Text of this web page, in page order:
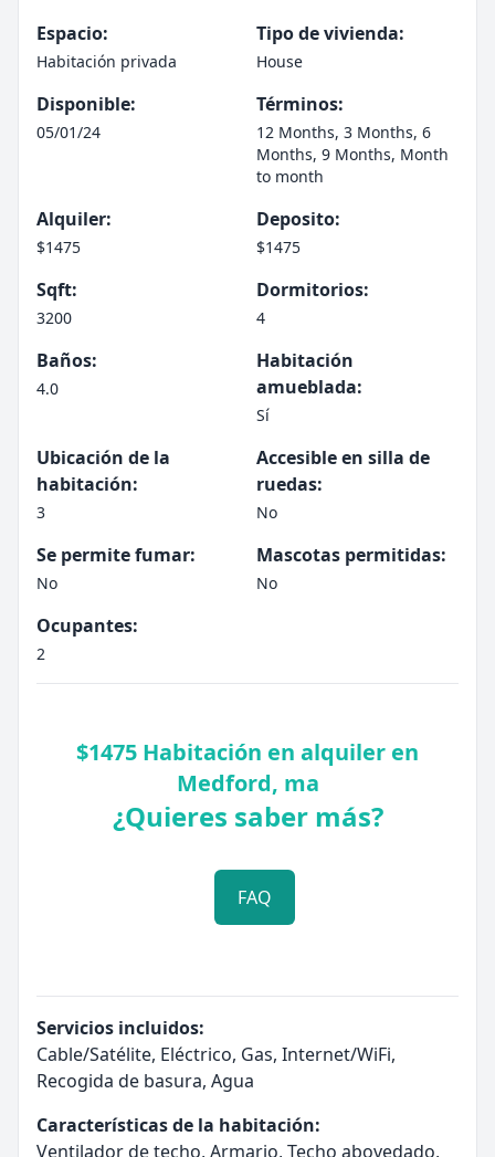
Espacio:
Habitación privada
Tipo de vivienda:
House
Disponible:
05/01/24
Términos:
12 Months, 3 Months, 6
Months, 9 Months, Month
to month
Alquiler:
$1475
Deposito:
$1475
Sqft:
3200
Dormitorios:
4
Baños:
4.0
Habitación
amueblada:
Sí
Ubicación de la
habitación:
3
Accesible en silla de
ruedas:
No
Se permite fumar:
No
Mascotas permitidas:
No
Ocupantes:
2
$1475 Habitación en alquiler en
Medford, ma
¿Quieres saber más?
FAQ
Servicios incluidos:
Cable/Satélite, Eléctrico, Gas, Internet/WiFi,
Recogida de basura, Agua
Características de la habitación:
Ventilador de techo, Armario, Techo abovedado,